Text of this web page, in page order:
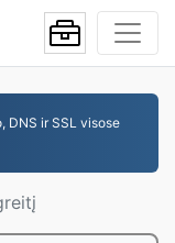
DNS ir SSL visose